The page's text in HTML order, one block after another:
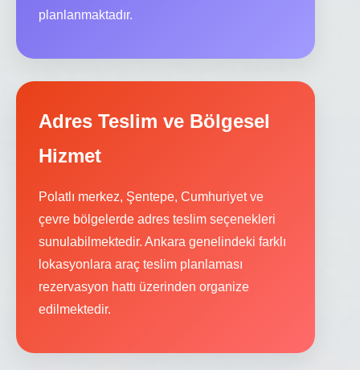
planlanmaktadır.
Adres Teslim ve Bölgesel
Hizmet
Polatlı merkez, Şentepe, Cumhuriyet ve
çevre bölgelerde adres teslim seçenekleri
sunulabilmektedir. Ankara genelindeki farklı
lokasyonlara araç teslim planlaması
rezervasyon hattı üzerinden organize
edilmektedir.